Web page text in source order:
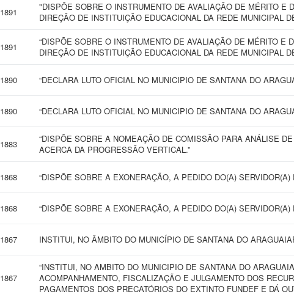
1891
"DISPÕE SOBRE O INSTRUMENTO DE AVALIAÇÃO DE MÉRITO E
DIREÇÃO DE INSTITUIÇÃO EDUCACIONAL DA REDE MUNICIPAL
1891
“DISPÕE SOBRE O INSTRUMENTO DE AVALIAÇÃO DE MÉRITO E
DIREÇÃO DE INSTITUIÇÃO EDUCACIONAL DA REDE MUNICIPAL
1890 “DECLARA LUTO OFICIAL NO MUNICIPIO DE SANTANA DO
1890 “DECLARA LUTO OFICIAL NO MUNICIPIO DE SANTANA DO
1883
“DISPÕE SOBRE A NOMEAÇÃO DE COMISSÃO PARA ANÁLISE
ACERCA DA PROGRESSÃO VERTICAL.”
1868 “DISPÕE SOBRE A EXONERAÇÃO, A PEDIDO DO(A) SERVIDOR(A)
1868 “DISPÕE SOBRE A EXONERAÇÃO, A PEDIDO DO(A) SERVIDOR(A)
1867 INSTITUI, NO ÂMBITO DO MUNICÍPIO DE SANTANA DO
1867
“INSTITUI, NO AMBITO DO MUNICIPIO DE SANTANA DO
ACOMPANHAMENTO, FISCALIZAÇÃO E JULGAMENTO DOS
PAGAMENTOS DOS PRECATÓRIOS DO EXTINTO FUNDEF E DÁ